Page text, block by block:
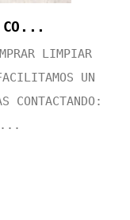
CO...
LIMPIAR
UN
CONTACTANDO:
...